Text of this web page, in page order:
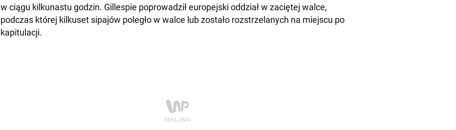
w ciągu kilkunastu godzin. Gillespie poprowadził europejski oddział w zaciętej walce,
podczas której kilkuset sipajów poległo w walce lub zostało rozstrzelanych na miejscu po
kapitulacji.